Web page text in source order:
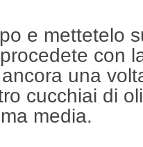
e mettetelo
con
una
cucchiai di
media.